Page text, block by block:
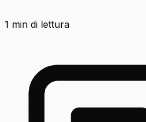
1 min di lettura